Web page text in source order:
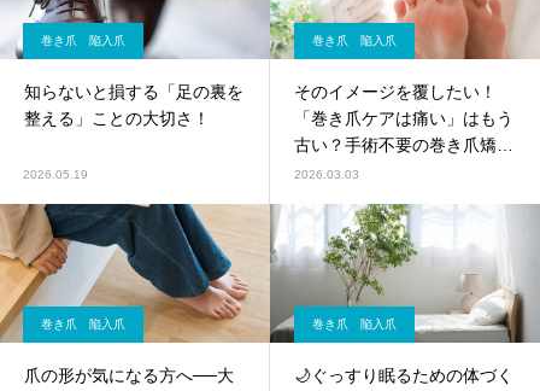
巻き爪 陥入爪
知らないと損する「足の裏を
整える」ことの大切さ！
2026.05.19
巻き爪 陥入爪
そのイメージを覆したい！
「巻き爪ケアは痛い」はもう
古い？手術不要の巻き爪矯正
♪
2026.03.03
巻き爪 陥入爪
爪の形が気になる方へ──大
巻き爪 陥入爪
🌙ぐっすり眠るための体づく